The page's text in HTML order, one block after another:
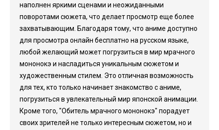
наполнен яркими сценами и неожиданными
поворотами сюжета, что делает просмотр еще более
захватывающим. Благодаря тому, что аниме доступно
для просмотра онлайн бесплатно на русском языке,
любой желающий может погрузиться в мир мрачного
мононокэ и насладиться уникальным сюжетом и
художественным стилем. Это отличная возможность
для тех, кто только начинает знакомство с аниме,
погрузиться в увлекательный мир японской анимации.
Кроме того, "Обитель мрачного мононокэ" порадует
своих зрителей не только интересным сюжетом, но и